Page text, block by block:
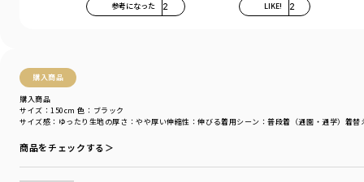
参考になった 2 LIKE! 2
購入商品
購入商品
サイズ感 ：ゆったり 生地の厚さ ：やや厚い伸縮性 ：伸びる着用シーン ：普段着（通園・通学） 着替
サイズ：150cm 色：ブラック
商品をチェックする＞
／branshes
性別タイプ
商品番号